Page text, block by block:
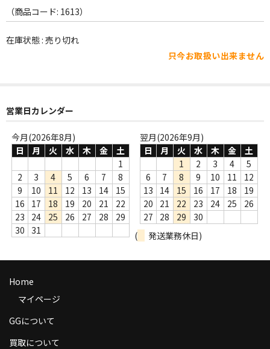
WORLD
その他
Webのみ no.1
Webのみ no.2
Webのみ no.4
売り切れ
Help
送料
商品の発送
返品
（商品コード: 1613）
在庫状態 : 売り切れ
只今お取扱い出来ません
営業日カレンダー
今月(2026年8月)
日
月 火 水 木 金
土
1
2
3 4 5 6 7
8
9
10 11 12 13 14
15
16
17 18 19 20 21
22
23
24 25 26 27 28
29
30
31
翌月(2026年9月)
日
月 火 水 木 金
土
1
2 3 4
5
6
7 8 9 10 11
12
13
14 15 16 17 18
19
20
21 22 23 24 25
26
27
28 29
30
(
発送業務休日)
Home
マイページ
GGについて
買取について